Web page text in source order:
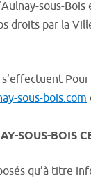
sous-
droits par la
sous-bois.com
SOUS-BOIS
qu’à titre